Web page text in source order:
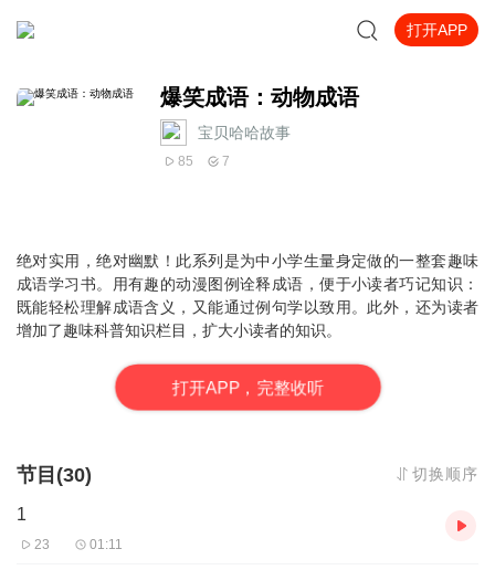
打开APP
爆笑成语：动物成语
宝贝哈哈故事
85 7
绝对实用，绝对幽默！此系列是为中小学生量身定做的一整套趣味
成语学习书。用有趣的动漫图例诠释成语，便于小读者巧记知识：
既能轻松理解成语含义，又能通过例句学以致用。此外，还为读者
增加了趣味科普知识栏目，扩大小读者的知识。
打开APP，完整收听
节目(30) 切换顺序
1
23 01:11